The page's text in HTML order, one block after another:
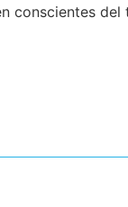
conscientes